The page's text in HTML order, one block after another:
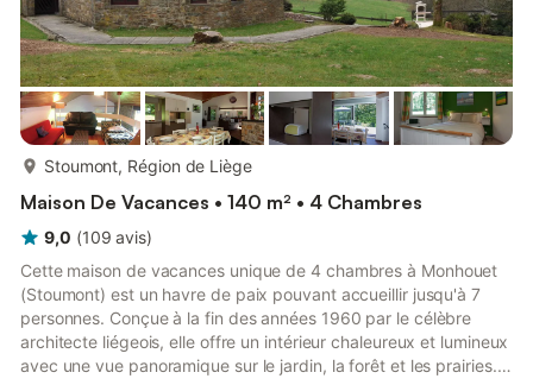
Stoumont, Région de Liège
Maison De Vacances • 140 m² • 4 Chambres
9,0 (109 avis)
Cette maison de vacances unique de 4 chambres à Monhouet
(Stoumont) est un havre de paix pouvant accueillir jusqu'à 7
personnes. Conçue à la fin des années 1960 par le célèbre
architecte liégeois, elle offre un intérieur chaleureux et lumineux
avec une vue panoramique sur le jardin, la forêt et les prairies.